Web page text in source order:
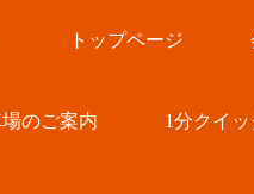
トップページ
のご案内 1分クイ